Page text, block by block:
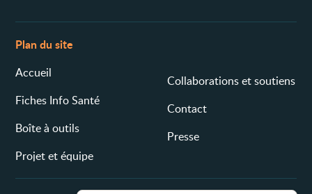
Plan du site
Accueil
Fiches Info Santé
Boîte à outils
Projet et équipe
Collaborations et soutiens
Contact
Presse